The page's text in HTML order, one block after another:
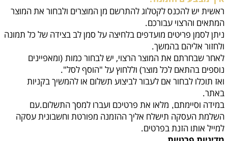
ראשית יש להכנס לקטלוג להתרשם מן המוצרים ולבחור את המוצר
המתאים והרצוי עבורכם.
ניתן לסמן פריטים מועדפים בלחיצה על סמן לב בצידה של כל תמונה
ולחזור אליהם בהמשך.
לאחר שבחרתם את המוצר הרצוי, יש לבחור כמות (ומאפיינים
נוספים בהתאם לכל מוצר) וללחוץ על "הוסף לסל".
ואז תוכלו לבחור אם לעבור לביצוע תשלום או להמשיך בקניות
באתר.
במידה וסיימתם, מלאו את פרטיכם ועברו למסך התשלום.עם
השלמת העסקה תישלח אליך ההזמנה מפורטת וחשבונית עסקה
למייל אותו הזנת בפרטים.